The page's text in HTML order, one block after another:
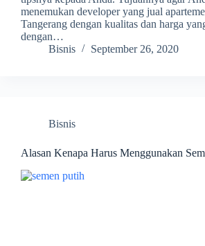
menemukan developer yang jual
Tangerang dengan kualitas dan harga
dengan…
Bisnis
September 26, 2020
Bisnis
Alasan Kenapa Harus Menggunakan